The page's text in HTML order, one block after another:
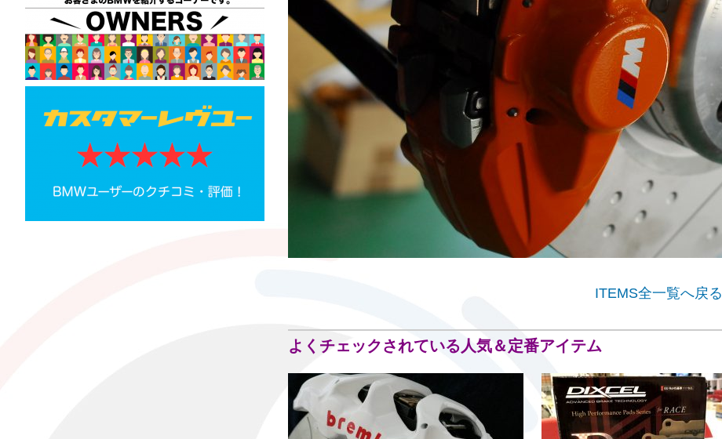
ITEMS全一覧へ戻る
よくチェックされている人気＆定番アイテム